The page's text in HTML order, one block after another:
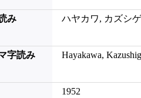
み ハヤカワ, カズシ
字読み Hayakawa,
1952